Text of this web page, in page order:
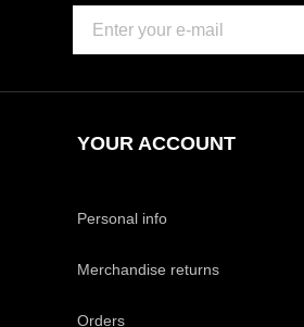
YOUR ACCOUNT
Personal info
Merchandise returns
Orders